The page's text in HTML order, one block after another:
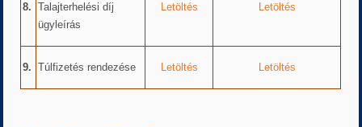
8.
Talajterhelési díj
ügyleírás
Letöltés Letöltés
9. Túlfizetés rendezése Letöltés Letöltés